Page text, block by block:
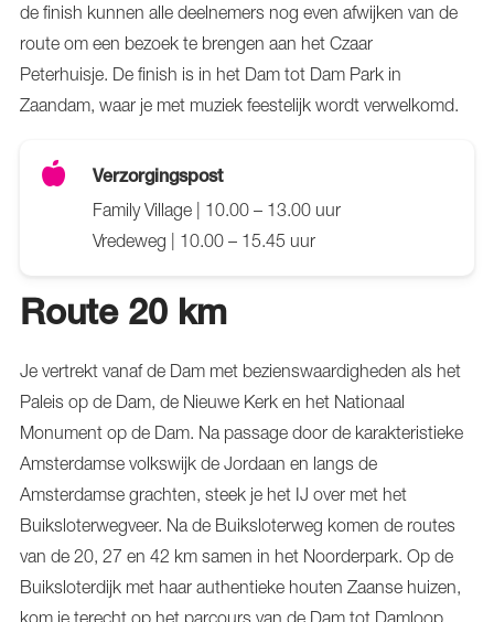
de finish kunnen alle deelnemers nog even afwijken van de
route om een bezoek te brengen aan het Czaar
Peterhuisje. De finish is in het Dam tot Dam Park in
Zaandam, waar je met muziek feestelijk wordt verwelkomd.
Verzorgingspost
Family Village | 10.00 – 13.00 uur
Vredeweg | 10.00 – 15.45 uur
Route 20 km
Je vertrekt vanaf de Dam met bezienswaardigheden als het
Paleis op de Dam, de Nieuwe Kerk en het Nationaal
Monument op de Dam. Na passage door de karakteristieke
Amsterdamse volkswijk de Jordaan en langs de
Amsterdamse grachten, steek je het IJ over met het
Buiksloterwegveer. Na de Buiksloterweg komen de routes
van de 20, 27 en 42 km samen in het Noorderpark. Op de
Buiksloterdijk met haar authentieke houten Zaanse huizen,
kom je terecht op het parcours van de Dam tot Damloop,